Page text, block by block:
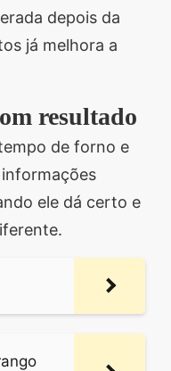
depois da
já melhora a
resultado
de forno e
ele dá certo e